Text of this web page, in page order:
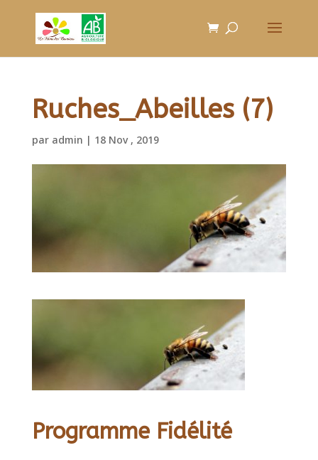
Ruches_Abeilles (7)
par admin | 18 Nov , 2019
Programme Fidélité